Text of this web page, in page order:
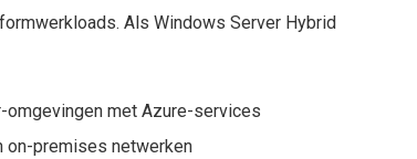
Als Windows Server Hybrid
omgevingen met Azure-services
on-premises netwerken